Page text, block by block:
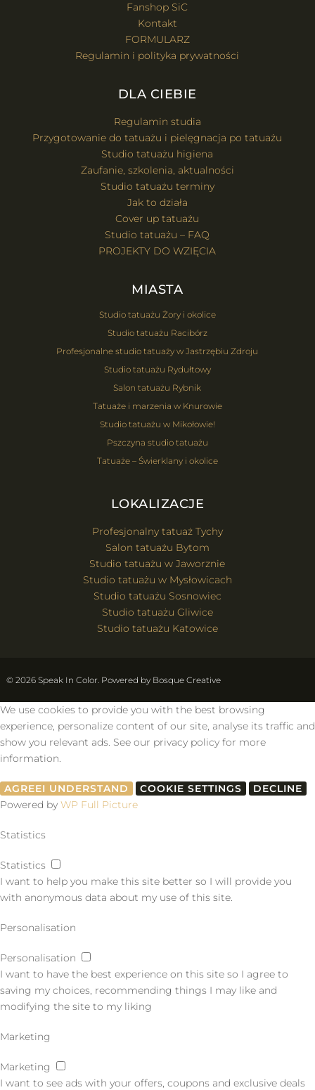
Fanshop SiC
Kontakt
FORMULARZ
Regulamin i polityka prywatności
DLA CIEBIE
Regulamin studia
Przygotowanie do tatuażu i pielęgnacja po tatuażu
Studio tatuażu higiena
Zaufanie, szkolenia, aktualności
Studio tatuażu terminy
Jak to działa
Cover up tatuażu
Studio tatuażu – FAQ
PROJEKTY DO WZIĘCIA
MIASTA
Studio tatuażu Żory i okolice
Studio tatuażu Racibórz
Profesjonalne studio tatuaży w Jastrzębiu Zdroju
Studio tatuażu Rydułtowy
Salon tatuażu Rybnik
Tatuaże i marzenia w Knurowie
Studio tatuażu w Mikołowie!
Pszczyna studio tatuażu
Tatuaże – Świerklany i okolice
LOKALIZACJE
Profesjonalny tatuaż Tychy
Salon tatuażu Bytom
Studio tatuażu w Jaworznie
Studio tatuażu w Mysłowicach
Studio tatuażu Sosnowiec
Studio tatuażu Gliwice
Studio tatuażu Katowice
© 2026 Speak In Color. Powered by Bosque Creative
We use cookies to provide you with the best browsing
experience, personalize content of our site, analyse its traffic and
show you relevant ads. See our privacy policy for more
information.
AGREEI UNDERSTAND COOKIE SETTINGS
DECLINE
Powered by WP Full Picture
Statistics
Statistics
I want to help you make this site better so I will provide you
with anonymous data about my use of this site.
Personalisation
Personalisation
I want to have the best experience on this site so I agree to
saving my choices, recommending things I may like and
modifying the site to my liking
Marketing
Marketing
I want to see ads with your offers, coupons and exclusive deals